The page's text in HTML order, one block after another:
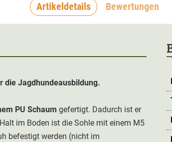
Artikeldetails Bewertungen
die Jagdhundeausbildung.
PU Schaum gefertigt. Dadurch ist er
im Boden ist die Sohle mit einem M5
befestigt werden (nicht im